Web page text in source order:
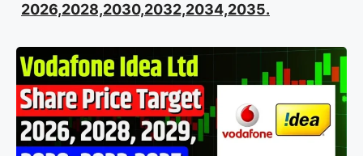
2026,2028,2030,2032,2034,2035.